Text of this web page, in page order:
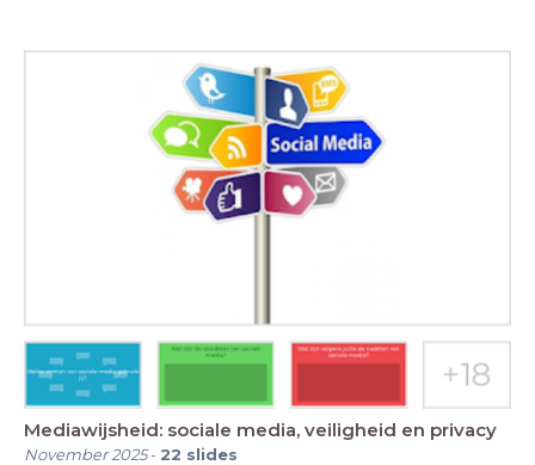
Mediawijsheid: sociale media, veiligheid en privacy
November 2025- 22 slides